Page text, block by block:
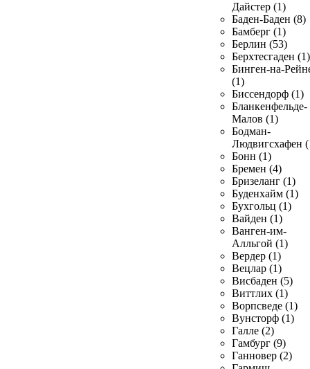
Дайстер (1)
Баден-Баден (8)
Бамберг (1)
Берлин (53)
Берхтесгаден (1)
Бинген-на-
(1)
Биссендорф (1)
Бланкенфельде-
Малов (1)
Бодман-
Людвигсхафен
Бонн (1)
Бремен (4)
Бризеланг (1)
Буденхайм (1)
Бухгольц (1)
Вайден (1)
Ванген-им-
Алльгой (1)
Вердер (1)
Вецлар (1)
Висбаден (5)
Виттлих (1)
Ворпсведе (1)
Вунсторф (1)
Галле (2)
Гамбург (9)
Ганновер (2)